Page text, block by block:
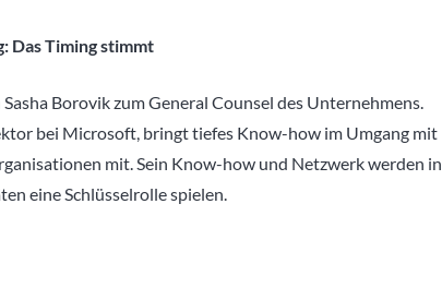
Das Timing stimmt
Borovik zum General Counsel des Unternehmens.
bei Microsoft, bringt tiefes Know-how im Umgang mit
mit. Sein Know-how und Netzwerk werden in
eine Schlüsselrolle spielen.